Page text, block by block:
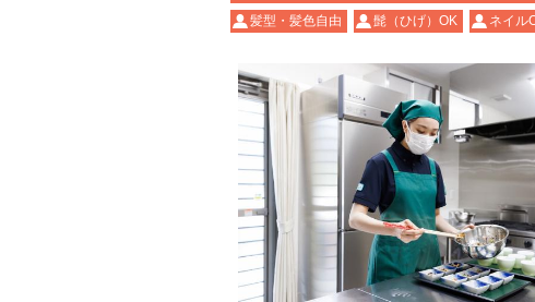
髪型・髪色自由
髭（ひげ）OK ネイル